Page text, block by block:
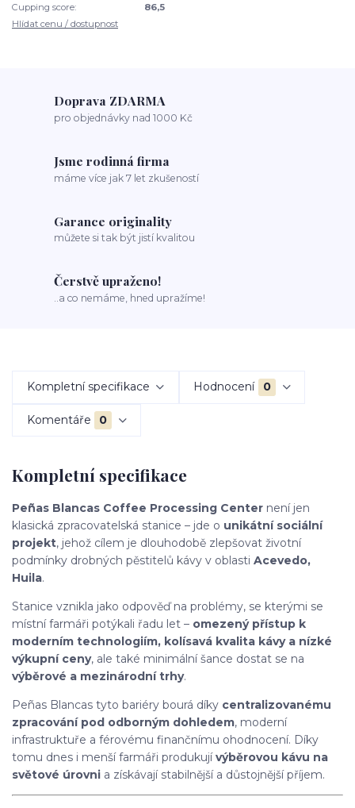
Cupping score:
86,5
Hlídat cenu / dostupnost
Doprava ZDARMA
pro objednávky nad 1000 Kč
Jsme rodinná firma
máme více jak 7 let zkušeností
Garance originality
můžete si tak být jistí kvalitou
Čerstvě upraženo!
..a co nemáme, hned upražíme!
Kompletní specifikace Hodnocení 0
Komentáře 0
Kompletní specifikace
Peñas Blancas Coffee Processing Center není jen
klasická zpracovatelská stanice – jde o unikátní sociální
projekt, jehož cílem je dlouhodobě zlepšovat životní
podmínky drobných pěstitelů kávy v oblasti Acevedo,
Huila.
Stanice vznikla jako odpověď na problémy, se kterými se
místní farmáři potýkali řadu let – omezený přístup k
moderním technologiím, kolísavá kvalita kávy a nízké
výkupní ceny, ale také minimální šance dostat se na
výběrové a mezinárodní trhy.
Peñas Blancas tyto bariéry bourá díky centralizovanému
zpracování pod odborným dohledem, moderní
infrastruktuře a férovému finančnímu ohodnocení. Díky
tomu dnes i menší farmáři produkujívýběrovou kávu na
světové úrovni a získávají stabilnější a důstojnější příjem.